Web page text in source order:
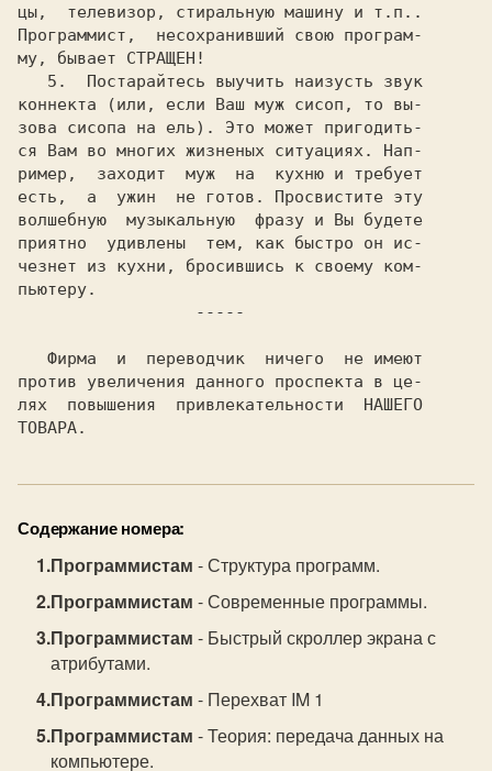
Программист,  несохранивший свою програм-
му, бывает СТРАЩЕН!
   5.
Постарайтесь выучить наизусть звук
коннекта (или, если Ваш муж сисоп, то вы-
зова сисопа на ель). Это может пригодить-
ся Вам во многих жизненых ситуациях. Нап-
ример,  заходит  муж  на  кухню и требует
есть,  а  ужин  не готов. Просвистите эту
волшебную  музыкальную  фразу и Вы будете
приятно  удивлены  тем, как быстро он ис-
чезнет из кухни, бросившись к своему ком-
-----
против увеличения данного проспекта в це-
лях  повышения  привлекательности  НАШЕГО
Содержание номера:
Программистам - Структура программ.
Программистам - Современные программы.
Программистам - Быстрый скроллер экрана с
атрибутами.
Программистам - Перехват IM 1
Программистам - Теория: передача данных на
компьютере.